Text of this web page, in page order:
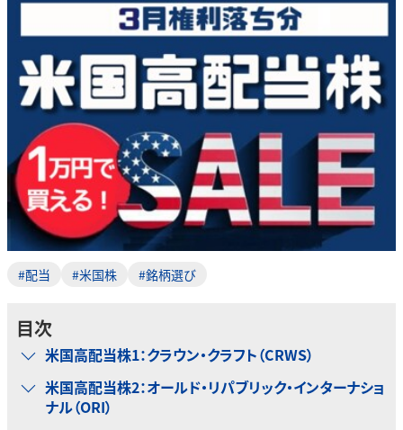
#配当 #米国株 #銘柄選び
目次
米国高配当株1：クラウン・クラフト（CRWS）
米国高配当株2：オールド・リパブリック・インターナショ
ナル（ORI）